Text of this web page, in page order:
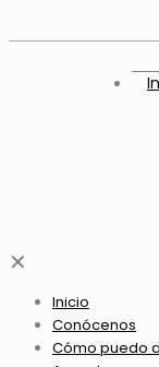
✕
Inicio
Conócenos
Cómo puedo